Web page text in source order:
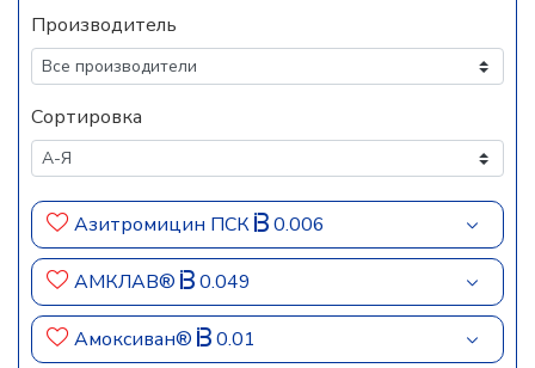
Производитель
Сортировка
Азитромицин ПСК 0.006
АМКЛАВ® 0.049
Амоксиван® 0.01